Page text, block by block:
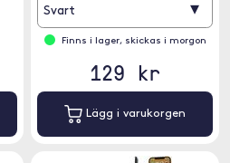
Svart ▾
Finns i lager, skickas i morgon
129 kr
Lägg i varukorgen